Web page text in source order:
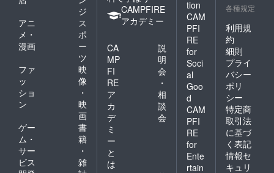
ジ
アニ
メ・
漫画
ス
ポ
ー
ツ
ファ
ッ
ショ
ン
映
像
・
映
画
ゲー
ム・
サー
ビス
書
籍
・
雑
CAMPFIRE
アカデミー
CA
MP
FI
RE
ア
カ
デ
ミ
ー
と
は
説
明
会
・
相
談
会
tion
CAM
PFI
RE
for
Soci
al
Goo
d
CAM
PFI
RE
for
Ente
rtain
各種規定
利用規
約
細則
プライ
バシー
ポリ
シー
特定商
取引法
に基づ
く表記
情報セ
キュリ